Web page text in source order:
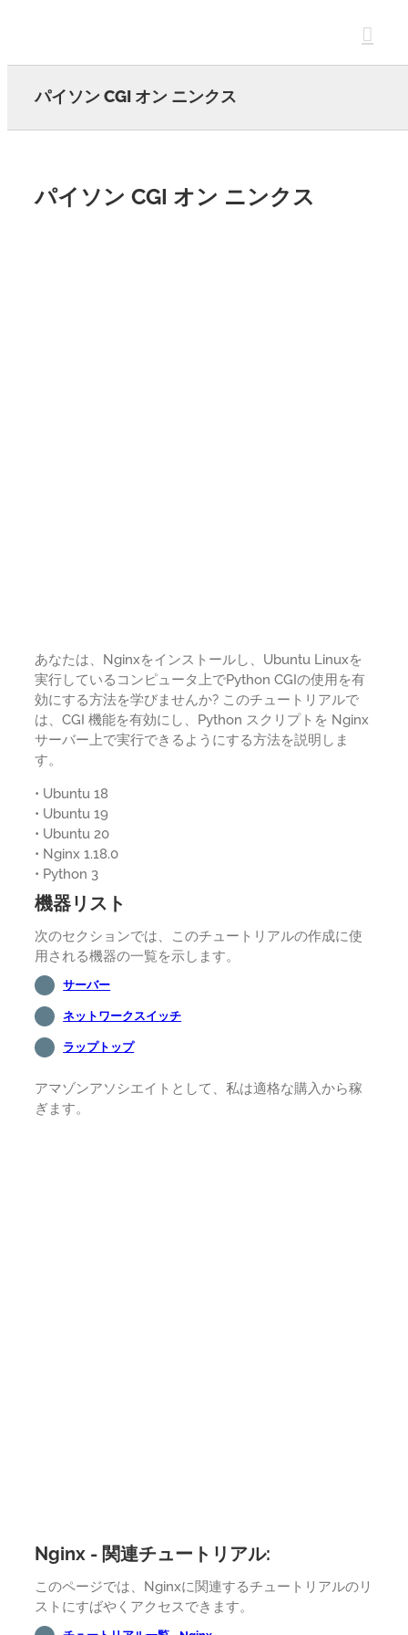
パイソン CGI オン ニンクス
パイソン CGI オン ニンクス
あなたは、Nginxをインストールし、Ubuntu Linuxを
実行しているコンピュータ上でPython CGIの使用を有
効にする方法を学びませんか? このチュートリアルで
は、CGI 機能を有効にし、Python スクリプトを Nginx
サーバー上で実行できるようにする方法を説明しま
す。
• Ubuntu 18
• Ubuntu 19
• Ubuntu 20
• Nginx 1.18.0
• Python 3
機器リスト
次のセクションでは、このチュートリアルの作成に使
用される機器の一覧を示します。
サーバー
ネットワークスイッチ
ラップトップ
アマゾンアソシエイトとして、私は適格な購入から稼
ぎます。
Nginx - 関連チュートリアル:
このページでは、Nginxに関連するチュートリアルのリ
ストにすばやくアクセスできます。